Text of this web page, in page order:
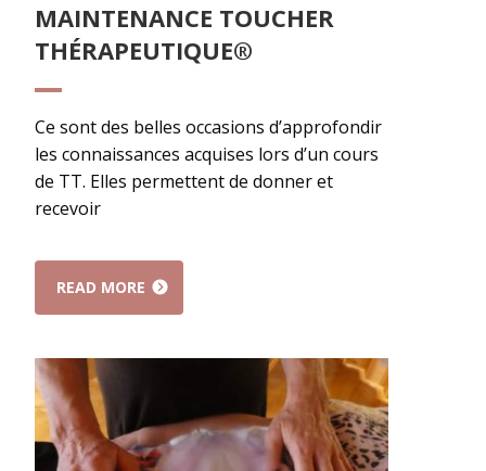
MAINTENANCE TOUCHER
THÉRAPEUTIQUE®
Ce sont des belles occasions d’approfondir
les connaissances acquises lors d’un cours
de TT. Elles permettent de donner et
recevoir
READ MORE